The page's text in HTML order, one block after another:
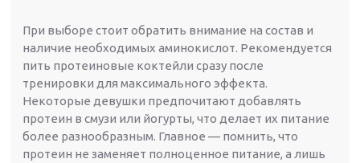
При выборе стоит обратить внимание на состав и
наличие необходимых аминокислот. Рекомендуется
пить протеиновые коктейли сразу после
тренировки для максимального эффекта.
Некоторые девушки предпочитают добавлять
протеин в смузи или йогурты, что делает их питание
более разнообразным. Главное — помнить, что
протеин не заменяет полноценное питание, а лишь